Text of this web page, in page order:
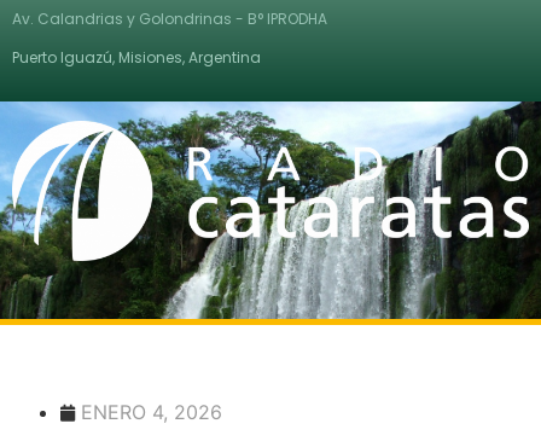
Av. Calandrias y Golondrinas - B° IPRODHA
Puerto Iguazú, Misiones, Argentina
ENERO 4, 2026